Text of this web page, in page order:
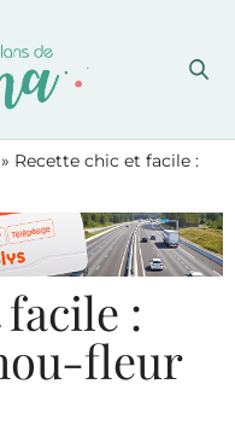
» Recette chic et facile :
:
fleur